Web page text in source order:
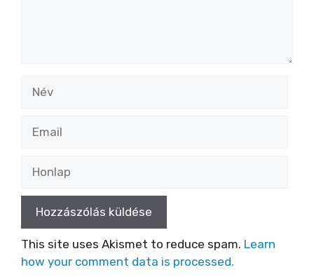
This site uses Akismet to reduce spam. Learn
how your comment data is processed.